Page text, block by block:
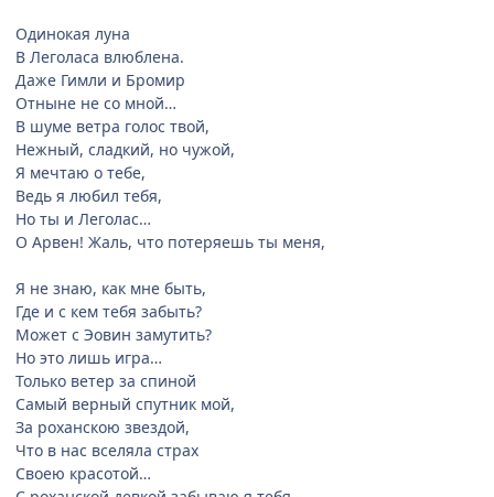
Одинокая луна
В Леголаса влюблена.
Даже Гимли и Бромир
Отныне не со мной…
В шуме ветра голос твой,
Нежный, сладкий, но чужой,
Я мечтаю о тебе,
Ведь я любил тебя,
Но ты и Леголас…
О Арвен! Жаль, что потеряешь ты меня,
Я не знаю, как мне быть,
Где и с кем тебя забыть?
Может с Эовин замутить?
Но это лишь игра…
Только ветер за спиной
Самый верный спутник мой,
За роханскою звездой,
Что в нас вселяла страх
Своею красотой…